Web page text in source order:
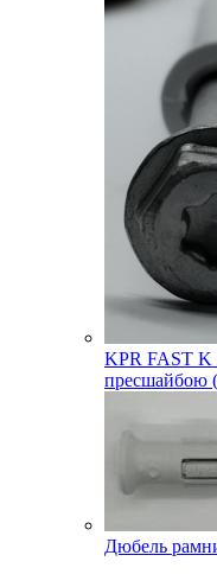
KPR FAST K
пресшайбою
Дюбель